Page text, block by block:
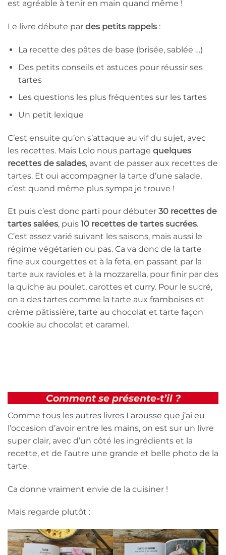
est agréable à tenir en main quand même !
Le livre débute par des petits rappels :
La recette des pâtes de base (brisée, sablée …)
Des petits conseils et astuces pour réussir ses
tartes
Les questions les plus fréquentes sur les tartes
Un petit lexique
C’est ensuite qu’on s’attaque au vif du sujet, avec
les recettes. Mais Lolo nous partage quelques
recettes de salades, avant de passer aux recettes de
tartes. Et oui accompagner la tarte d’une salade,
c’est quand même plus sympa je trouve !
Et puis c’est donc parti pour débuter 30 recettes de
tartes salées, puis 10 recettes de tartes sucrées.
C’est assez varié suivant les saisons, mais aussi le
régime végétarien ou pas. Ca va donc de la tarte
fine aux courgettes et à la feta, en passant par la
tarte aux ravioles et à la mozzarella, pour finir par des
la quiche au poulet, carottes et curry. Pour le sucré,
on a des tartes comme la tarte aux framboises et
crème pâtissière, tarte au chocolat et tarte façon
cookie au chocolat et caramel.
Comment se présente-t’il ?
Comme tous les autres livres Larousse que j’ai eu
l’occasion d’avoir entre les mains, on est sur un livre
super clair, avec d’un côté les ingrédients et la
recette, et de l’autre une grande et belle photo de la
tarte.
Ca donne vraiment envie de la cuisiner !
Mais regarde plutôt :